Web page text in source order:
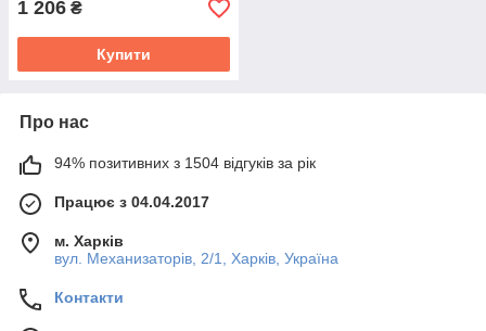
1 206 ₴
Купити
Про нас
94% позитивних з 1504 відгуків за рік
Працює з 04.04.2017
м. Харків
вул. Механизаторів, 2/1, Харків, Україна
Контакти